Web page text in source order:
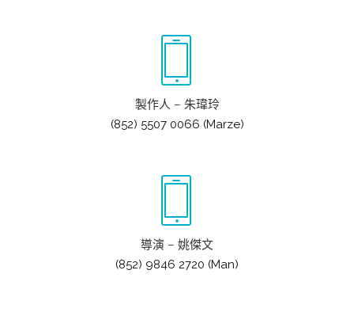
製作人 – 朱瑋玲
(852) 5507 0066 (Marze)
導演 – 姚傑文
(852) 9846 2720 (Man)